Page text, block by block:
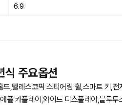
6.9
주요옵션
,텔레스코픽 스티어링 휠,스마트 키,
플 카플레이,와이드 디스플레이,블루투